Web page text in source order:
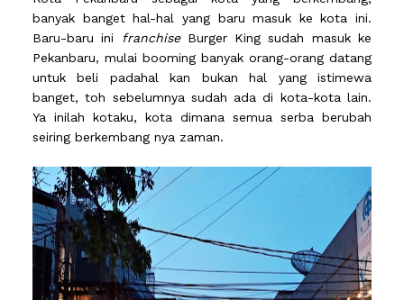
banyak banget hal-hal yang baru masuk ke kota ini.
Baru-baru ini
franchise Burger King sudah masuk ke
Pekanbaru, mulai booming banyak orang-orang datang
untuk beli padahal kan bukan hal yang istimewa
banget, toh sebelumnya sudah ada di kota-kota lain.
Ya inilah kotaku, kota dimana semua serba berubah
seiring berkembang nya zaman.